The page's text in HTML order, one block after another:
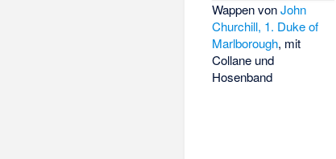
Wappen vonJohn
Churchill, 1. Duke of
Marlborough, mit
Collane und
Hosenband